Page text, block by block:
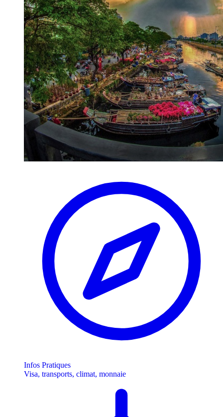
Infos Pratiques
Visa, transports, climat, monnaie